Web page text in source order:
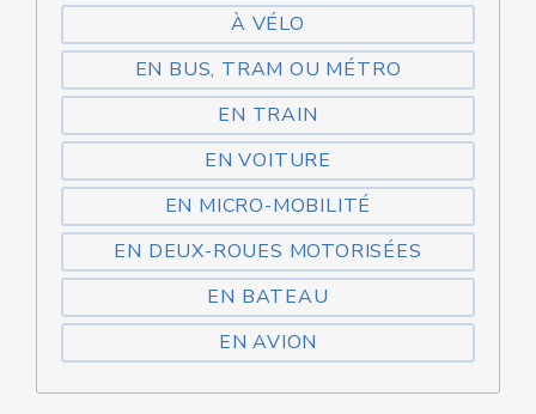
À VÉLO
EN BUS, TRAM OU MÉTRO
EN TRAIN
EN VOITURE
EN MICRO-MOBILITÉ
EN DEUX-ROUES MOTORISÉES
EN BATEAU
EN AVION